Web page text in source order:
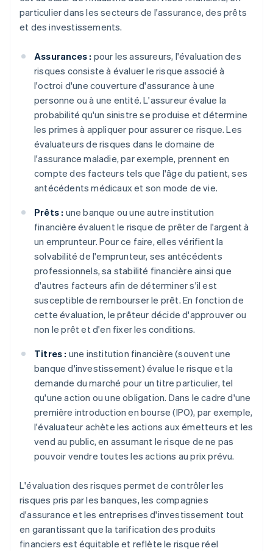
Standardiser et automatiser les processus
particulier dans les secteurs de l'assurance, des prêts
et des investissements.
Assurances : pour les assureurs, l'évaluation des
risques consiste à évaluer le risque associé à
l'octroi d'une couverture d'assurance à une
personne ou à une entité. L'assureur évalue la
probabilité qu'un sinistre se produise et détermine
les primes à appliquer pour assurer ce risque. Les
évaluateurs de risques dans le domaine de
l'assurance maladie, par exemple, prennent en
compte des facteurs tels que l'âge du patient, ses
antécédents médicaux et son mode de vie.
Prêts : une banque ou une autre institution
financière évaluent le risque de prêter de l'argent à
un emprunteur. Pour ce faire, elles vérifient la
solvabilité de l'emprunteur, ses antécédents
professionnels, sa stabilité financière ainsi que
d'autres facteurs afin de déterminer s'il est
susceptible de rembourser le prêt. En fonction de
cette évaluation, le prêteur décide d'approuver ou
non le prêt et d'en fixer les conditions.
Titres : une institution financière (souvent une
banque d'investissement) évalue le risque et la
demande du marché pour un titre particulier, tel
qu'une action ou une obligation. Dans le cadre d'une
première introduction en bourse (IPO), par exemple,
l'évaluateur achète les actions aux émetteurs et les
vend au public, en assumant le risque de ne pas
pouvoir vendre toutes les actions au prix prévu.
L'évaluation des risques permet de contrôler les
risques pris par les banques, les compagnies
d'assurance et les entreprises d'investissement tout
en garantissant que la tarification des produits
financiers est équitable et reflète le risque réel